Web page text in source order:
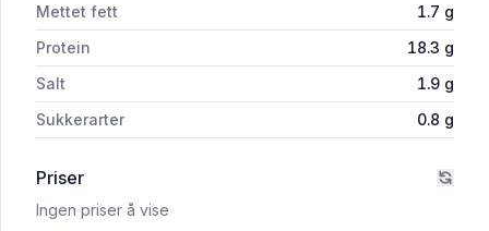
Mettet fett
1.7 g
Protein
18.3 g
Salt
1.9 g
Sukkerarter
0.8 g
Priser
Ingen priser å vise